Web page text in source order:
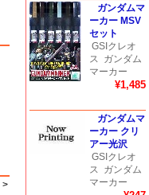
>
ガンダムマ
ーカー MSV
セット
GSIクレオ
ス ガンダム
マーカー
¥1,485
ガンダムマ
ーカー クリ
アー光沢
GSIクレオ
ス ガンダム
マーカー